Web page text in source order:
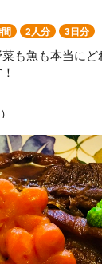
2人分 3日分
も魚も本当にど
き2人×3日分。
め。
め。
がいも、ネギ、
やザル、まな板